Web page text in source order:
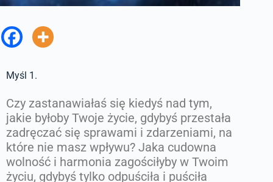
Myśl 1.
Czy zastanawiałaś się kiedyś nad tym,
jakie byłoby Twoje życie, gdybyś przestała
zadręczać się sprawami i zdarzeniami, na
które nie masz wpływu? Jaka cudowna
wolność i harmonia zagościłyby w Twoim
życiu, gdybyś tylko odpuściła i puściła